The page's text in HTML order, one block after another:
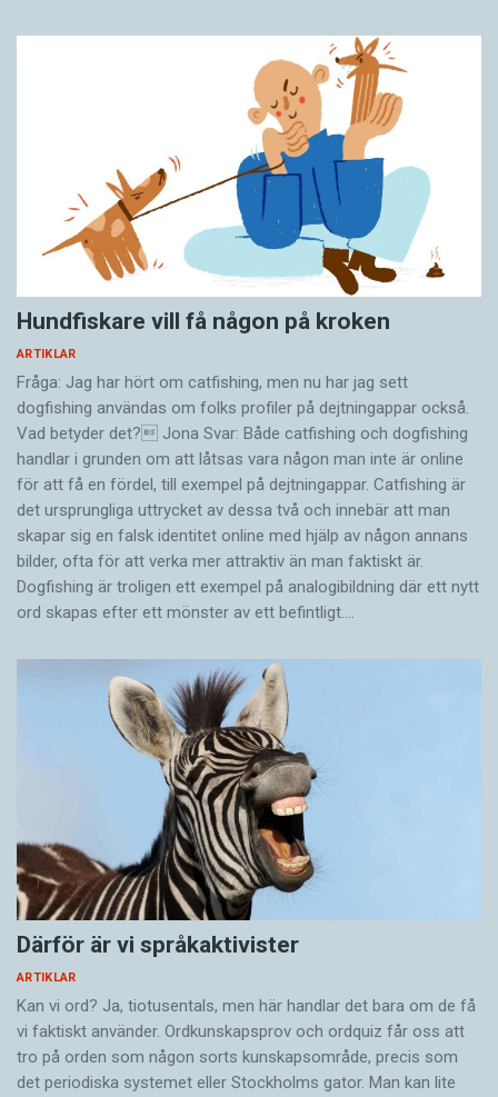
Hundfiskare vill få någon på kroken
ARTIKLAR
Fråga: Jag har hört om catfishing, men nu har jag sett
dogfishing användas om folks profiler på dejtningappar också.
Vad betyder det? Jona Svar: Både catfishing och dogfishing
handlar i grunden om att låtsas vara någon man inte är online
för att få en fördel, till exempel på dejtningappar. Catfishing är
det ursprungliga uttrycket av dessa två och innebär att man
skapar sig en falsk identitet online med hjälp av någon annans
bilder, ofta för att verka mer attraktiv än man faktiskt är.
Dogfishing är troligen ett exempel på analogibildning där ett nytt
ord skapas efter ett mönster av ett befintligt.…
Därför är vi språkaktivister
ARTIKLAR
Kan vi ord? Ja, tiotusentals, men här handlar det bara om de få
vi faktiskt använder. Ordkunskapsprov och ordquiz får oss att
tro på orden som någon sorts kunskapsområde, precis som
det periodiska systemet eller Stockholms gator. Man kan lite